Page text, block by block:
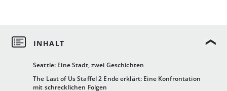
Seattle: Eine Stadt, zwei Geschichten
The Last of Us Staffel 2 Ende erklärt: Eine Konfrontation
mit schrecklichen Folgen